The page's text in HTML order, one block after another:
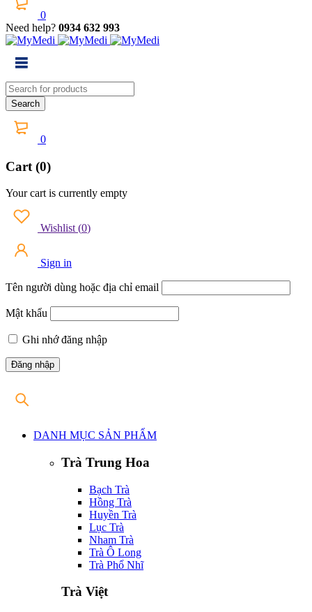
0
Need help? 0934 632 993
0
Cart (0)
Your cart is currently empty
Wishlist (0)
Sign in
Tên người dùng hoặc địa chỉ email
Mật khẩu
Ghi nhớ đăng nhập
DANH MỤC SẢN PHẨM
Trà Trung Hoa
Bạch Trà
Hồng Trà
Huyền Trà
Lục Trà
Nham Trà
Trà Ô Long
Trà Phổ Nhĩ
Trà Việt